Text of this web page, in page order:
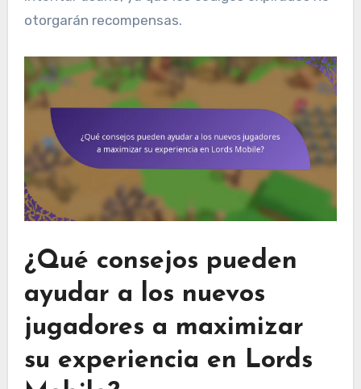
otorgarán recompensas.
¿Qué consejos pueden
ayudar a los nuevos
jugadores a maximizar
su experiencia en Lords